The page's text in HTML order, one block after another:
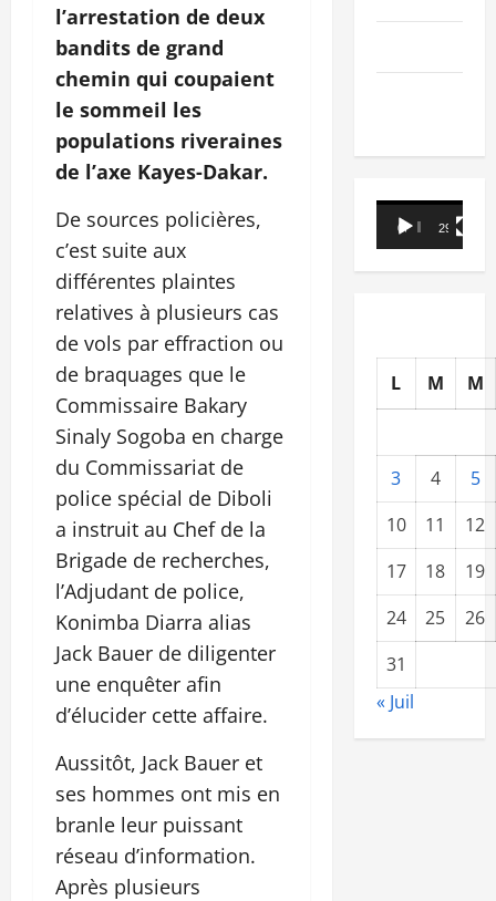
l’arrestation de deux
bandits de grand
chemin qui coupaient
le sommeil les
populations riveraines
de l’axe Kayes-Dakar.
De sources policières,
c’est suite aux
différentes plaintes
relatives à plusieurs cas
de vols par effraction ou
de braquages que le
Commissaire Bakary
Sinaly Sogoba en charge
du Commissariat de
police spécial de Diboli
a instruit au Chef de la
Brigade de recherches,
l’Adjudant de police,
Konimba Diarra alias
Jack Bauer de diligenter
une enquêter afin
d’élucider cette affaire.
Aussitôt, Jack Bauer et
ses hommes ont mis en
branle leur puissant
réseau d’information.
Après plusieurs
Lecteur
vidéo
00:00 29:21
L M M
3 4
5
10
11
12
17
18
19
24
25
26
31
« Juil